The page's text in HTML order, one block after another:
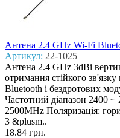
Антена 2.4 GHz Wi-Fi
Артикул: 22-1025
Антена 2.4 GHz 3dBi
отримання стійкого
Bluetooth і бездротових
Частотний діапазон 2400
2500MHz Поляризація:
3 &plusm..
18.84 грн.